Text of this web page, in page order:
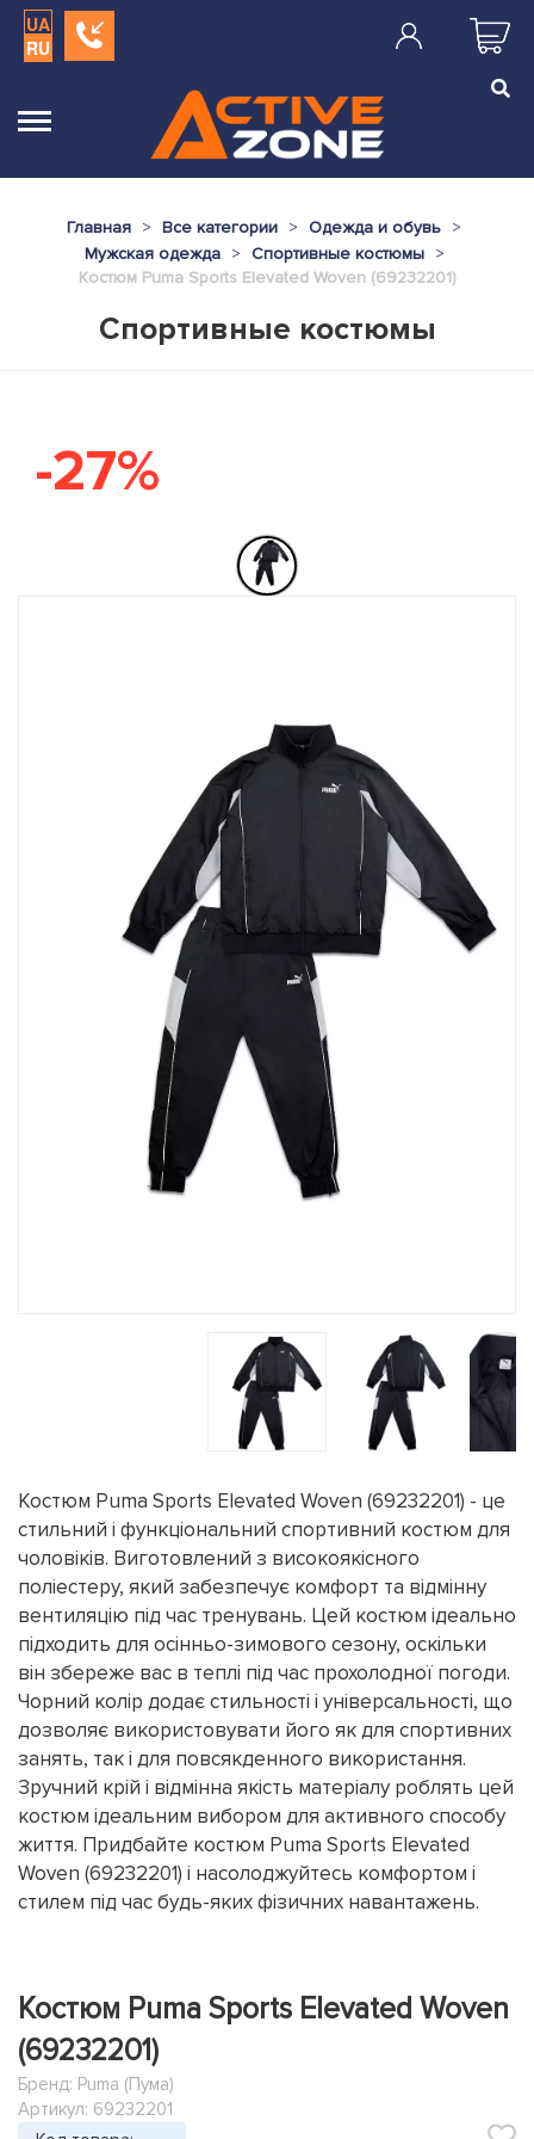
UA
RU
Главная Все категории
Одежда и обувь
Мужская одежда
Спортивные костюмы
Костюм Puma Sports Elevated Woven (69232201)
Спортивные костюмы
-27%
Костюм Puma Sports Elevated Woven (69232201) - це
стильний і функціональний спортивний костюм для
чоловіків. Виготовлений з високоякісного
поліестеру, який забезпечує комфорт та відмінну
вентиляцію під час тренувань. Цей костюм ідеально
підходить для осінньо-зимового сезону, оскільки
він збереже вас в теплі під час прохолодної погоди.
Чорний колір додає стильності і універсальності, що
дозволяє використовувати його як для спортивних
занять, так і для повсякденного використання.
Зручний крій і відмінна якість матеріалу роблять цей
костюм ідеальним вибором для активного способу
життя. Придбайте костюм Puma Sports Elevated
Woven (69232201) і насолоджуйтесь комфортом і
стилем під час будь-яких фізичних навантажень.
Костюм Puma Sports Elevated Woven
(69232201)
Бренд: Puma (Пума)
Артикул: 69232201